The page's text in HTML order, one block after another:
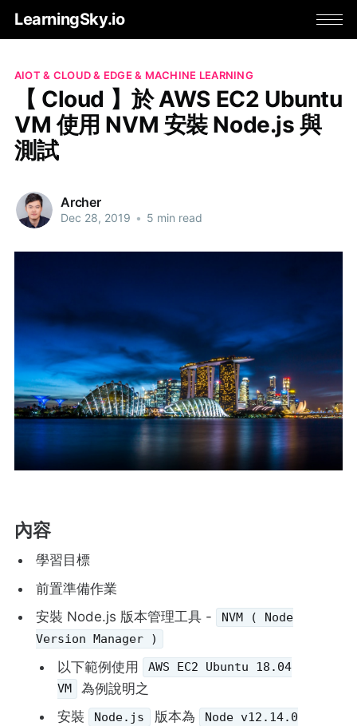
LearningSky.io
AIOT & CLOUD & EDGE & MACHINE LEARNING
【 Cloud 】於 AWS EC2 Ubuntu
VM 使用 NVM 安裝 Node.js 與
測試
Archer
Dec 28, 2019 • 5 min read
內容
學習目標
前置準備作業
安裝 Node.js 版本管理工具 -
NVM ( Node
Version Manager )
以下範例使用
AWS EC2 Ubuntu 18.04
VM
為例說明之
安裝
Node.js 版本為
Node v12.14.0